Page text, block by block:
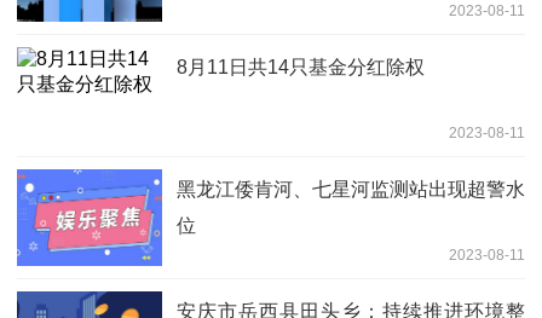
2023-08-11
8月11日共14只基金分红除权
2023-08-11
黑龙江倭肯河、七星河监测站出现超警水
位
2023-08-11
安庆市岳西县田头乡：持续推进环境整